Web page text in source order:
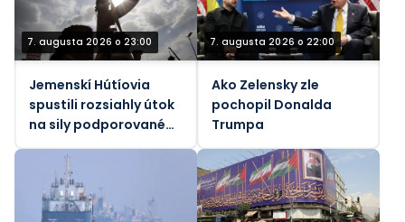
7. augusta 2026 o 23:00
Jemenskí Hútíovia
spustili rozsiahly útok
na sily podporované
Saudskou Arábiou
7. augusta 2026 o 22:00
Ako Zelensky zle
pochopil Donalda
Trumpa